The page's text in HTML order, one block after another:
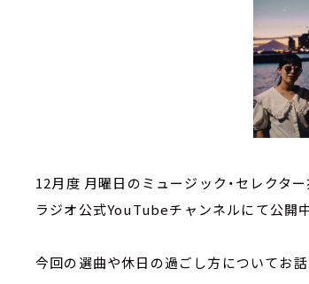
12月度 月曜日のミュージック・セレクタ
ラジオ公式YouTubeチャンネルにて公開中
今回の選曲や休日の過ごし方についてお話